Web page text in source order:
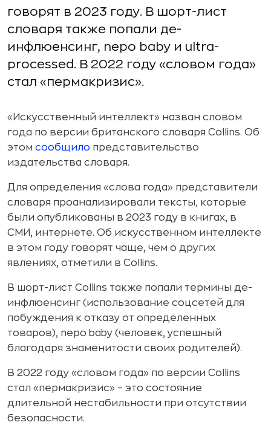
говорят в 2023 году. В шорт-лист
словаря также попали де-
инфлюенсинг, nepo baby и ultra-
processed. В 2022 году «словом года»
стал «пермакризис».
«Искусственный интеллект» назван словом
года по версии британского словаря Collins. Об
этом сообщило представительство
издательства словаря.
Для определения «слова года» представители
словаря проанализировали тексты, которые
были опубликованы в 2023 году в книгах, в
СМИ, интернете. Об искусственном интеллекте
в этом году говорят чаще, чем о других
явлениях, отметили в Collins.
В шорт-лист Collins также попали термины де-
инфлюенсинг (использование соцсетей для
побуждения к отказу от определенных
товаров), nepo baby (человек, успешный
благодаря знаменитости своих родителей).
В 2022 году «словом года» по версии Collins
стал «пермакризис» – это состояние
длительной нестабильности при отсутствии
безопасности.